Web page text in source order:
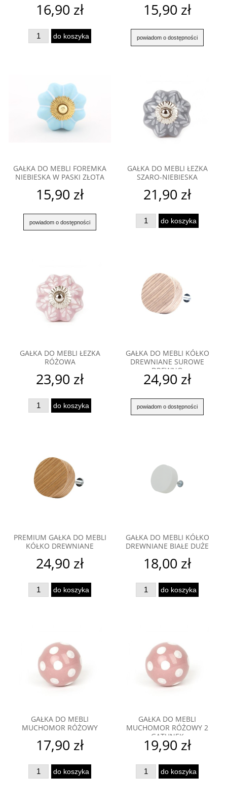
16,90 zł
do koszyka
15,90 zł
powiadom o dostępności
GAŁKA DO MEBLI FOREMKA
NIEBIESKA W PASKI ZŁOTA
15,90 zł
powiadom o dostępności
GAŁKA DO MEBLI ŁEZKA
SZARO-NIEBIESKA
21,90 zł
do koszyka
GAŁKA DO MEBLI ŁEZKA
RÓŻOWA
23,90 zł
do koszyka
GAŁKA DO MEBLI KÓŁKO
DREWNIANE SUROWE
DREWNO
24,90 zł
powiadom o dostępności
PREMIUM GAŁKA DO MEBLI
KÓŁKO DREWNIANE
24,90 zł
do koszyka
GAŁKA DO MEBLI KÓŁKO
DREWNIANE BIAŁE DUŻE
18,00 zł
do koszyka
GAŁKA DO MEBLI
MUCHOMOR RÓŻOWY
17,90 zł
do koszyka
GAŁKA DO MEBLI
MUCHOMOR RÓŻOWY 2
GATUNEK
19,90 zł
do koszyka